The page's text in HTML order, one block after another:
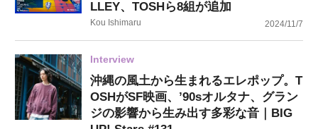
LLEY、TOSHら8組が追加
Kou Ishimaru 2024/11/7
Interview
沖縄の風土から生まれるエレポップ。T
OSHがSF映画、’90sオルタナ、グラン
ジの影響から生み出す多彩な音｜BIG